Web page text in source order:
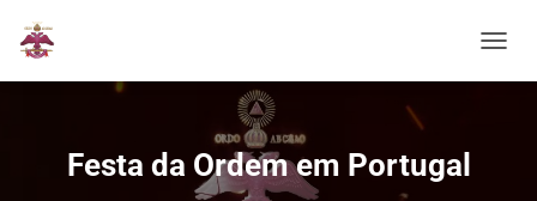
Festa da Ordem em Portugal